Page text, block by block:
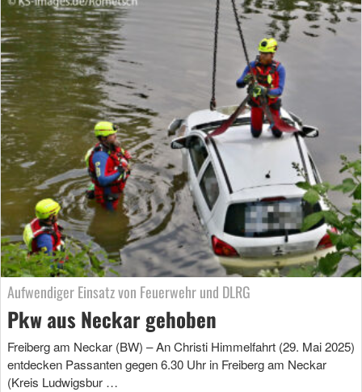
Aufwendiger Einsatz von Feuerwehr und DLRG
Pkw aus Neckar gehoben
Freiberg am Neckar (BW) – An Christi Himmelfahrt (29. Mai 2025)
entdecken Passanten gegen 6.30 Uhr in Freiberg am Neckar
(Kreis Ludwigsbur …